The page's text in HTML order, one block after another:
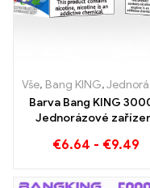
Vše, Bang KING,Jednorázové e-cigarety
Barva Bang KING
Jednorázové
Dokonalá kombinace
broskvové mango
€6.64 - €9.49